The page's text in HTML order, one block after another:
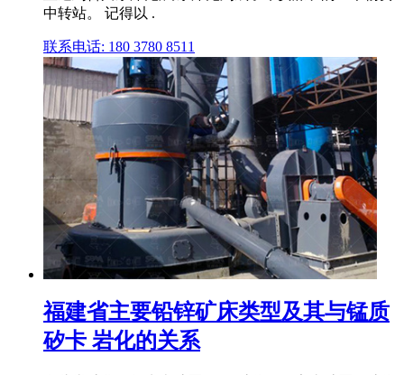
中转站。 记得以 .
联系电话: 180 3780 8511
福建省主要铅锌矿床类型及其与锰质
矽卡 岩化的关系